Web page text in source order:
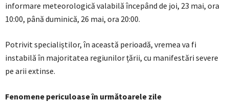
informare meteorologică valabilă începând de joi, 23 mai, ora
10:00, până duminică, 26 mai, ora 20:00.
Potrivit specialiștilor, în această perioadă, vremea va fi
instabilă în majoritatea regiunilor țării, cu manifestări severe
pe arii extinse.
Fenomene periculoase în următoarele zile